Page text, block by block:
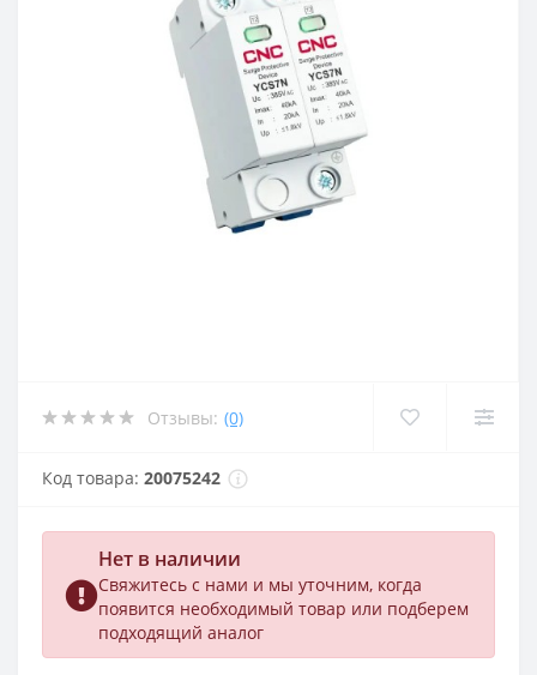
Отзывы: (0)
Код товара: 20075242
Нет в наличии
Свяжитесь с нами и мы уточним, когда
появится необходимый товар или подберем
подходящий аналог